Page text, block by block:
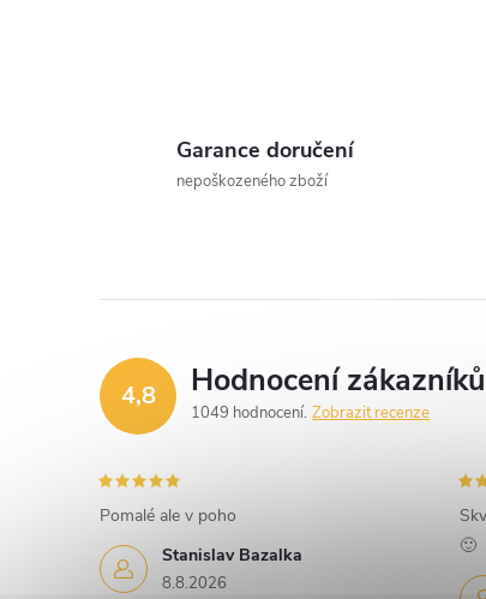
p
a
n
e
l
Garance doručení
nepoškozeného zboží
4,8 Hodnocení zákazníků
1049 hodnocení Zobrazit recenze
Stanislav Bazalka
8.8.2026
Pomalé ale v poho
🙂